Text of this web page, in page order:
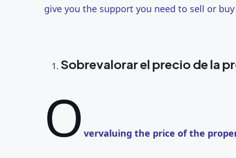
give you the support you need to sell or
Sobrevalorar el precio de la
O vervaluing the price of the